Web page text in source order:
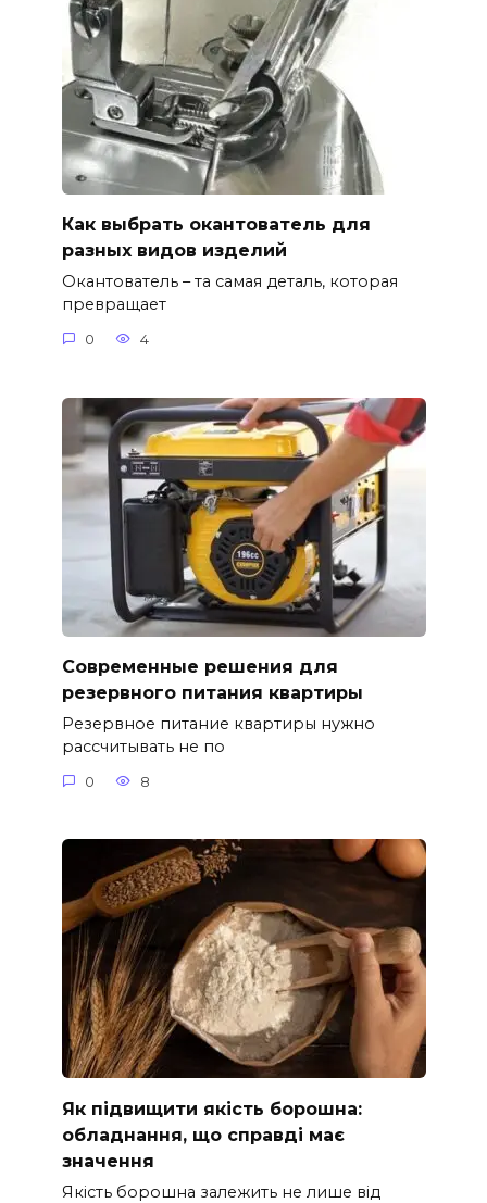
Как выбрать окантователь для
разных видов изделий
Окантователь – та самая деталь, которая
превращает
0 4
Современные решения для
резервного питания квартиры
Резервное питание квартиры нужно
рассчитывать не по
0 8
Як підвищити якість борошна:
обладнання, що справді має
значення
Якість борошна залежить не лише від